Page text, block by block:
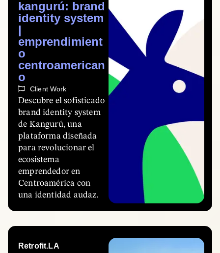
kangurú: brand
identity system
|
emprendimient
o
centroamerican
o
Client Work
Descubre el sofisticado
brand identity system
de Kangurú, una
plataforma diseñada
para revolucionar el
ecosistema
emprendedor en
Centroamérica con
una identidad audaz.
Retrofit.LA